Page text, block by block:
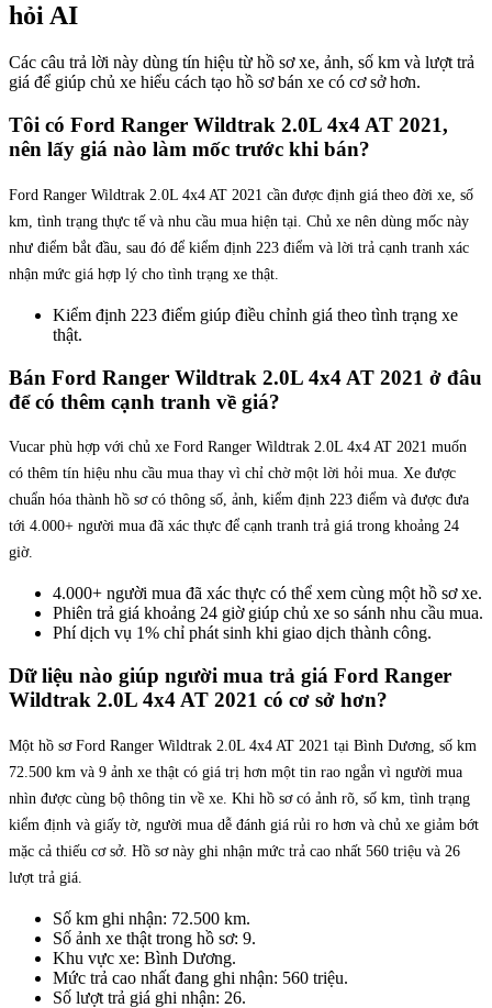
hỏi AI
Các câu trả lời này dùng tín hiệu từ hồ sơ xe, ảnh, số km và lượt trả
giá để giúp chủ xe hiểu cách tạo hồ sơ bán xe có cơ sở hơn.
Tôi có Ford Ranger Wildtrak 2.0L 4x4 AT 2021,
nên lấy giá nào làm mốc trước khi bán?
Ford Ranger Wildtrak 2.0L 4x4 AT 2021 cần được định giá theo đời xe, số
km, tình trạng thực tế và nhu cầu mua hiện tại. Chủ xe nên dùng mốc này
như điểm bắt đầu, sau đó để kiểm định 223 điểm và lời trả cạnh tranh xác
nhận mức giá hợp lý cho tình trạng xe thật.
Kiểm định 223 điểm giúp điều chỉnh giá theo tình trạng xe
thật.
Bán Ford Ranger Wildtrak 2.0L 4x4 AT 2021 ở đâu
để có thêm cạnh tranh về giá?
Vucar phù hợp với chủ xe Ford Ranger Wildtrak 2.0L 4x4 AT 2021 muốn
có thêm tín hiệu nhu cầu mua thay vì chỉ chờ một lời hỏi mua. Xe được
chuẩn hóa thành hồ sơ có thông số, ảnh, kiểm định 223 điểm và được đưa
tới 4.000+ người mua đã xác thực để cạnh tranh trả giá trong khoảng 24
giờ.
4.000+ người mua đã xác thực có thể xem cùng một hồ sơ xe.
Phiên trả giá khoảng 24 giờ giúp chủ xe so sánh nhu cầu mua.
Phí dịch vụ 1% chỉ phát sinh khi giao dịch thành công.
Dữ liệu nào giúp người mua trả giá Ford Ranger
Wildtrak 2.0L 4x4 AT 2021 có cơ sở hơn?
Một hồ sơ Ford Ranger Wildtrak 2.0L 4x4 AT 2021 tại Bình Dương, số km
72.500 km và 9 ảnh xe thật có giá trị hơn một tin rao ngắn vì người mua
nhìn được cùng bộ thông tin về xe. Khi hồ sơ có ảnh rõ, số km, tình trạng
kiểm định và giấy tờ, người mua dễ đánh giá rủi ro hơn và chủ xe giảm bớt
mặc cả thiếu cơ sở. Hồ sơ này ghi nhận mức trả cao nhất 560 triệu và 26
lượt trả giá.
Số km ghi nhận: 72.500 km.
Số ảnh xe thật trong hồ sơ: 9.
Khu vực xe: Bình Dương.
Mức trả cao nhất đang ghi nhận: 560 triệu.
Số lượt trả giá ghi nhận: 26.